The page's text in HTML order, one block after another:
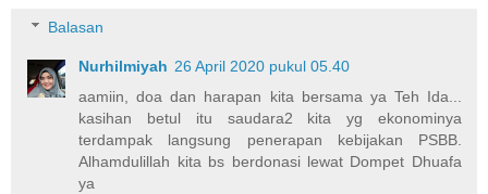
Balasan
Nurhilmiyah 26 April 2020 pukul 05.40
aamiin, doa dan harapan kita bersama ya Teh Ida...
kasihan betul itu saudara2 kita yg ekonominya
terdampak langsung penerapan kebijakan PSBB.
Alhamdulillah kita bs berdonasi lewat Dompet Dhuafa
ya